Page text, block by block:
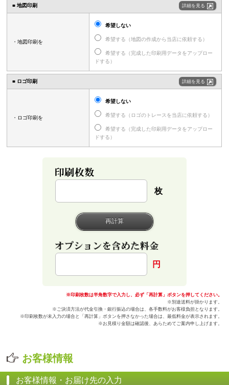
■ 地図印刷 詳細を見る
・地図印刷を
希望しない
希望する（地図の作成から当店に依頼する）
希望する（完成した印刷用データをアップロー
ドする）
■ ロゴ印刷 詳細を見る
・ロゴ印刷を
希望しない
希望する（ロゴのトレースを当店に依頼する）
希望する（完成した印刷用データをアップロー
ドする）
枚
円
※印刷枚数は半角数字で入力し、必ず「再計算」ボタンを押してください。
※別途送料が掛かります。
※ご決済方法が代金引換・銀行振込の場合は、各手数料がお客様負担となります。
※印刷枚数が未入力の場合と「再計算」ボタンを押さなかった場合は、最低料金が表示されます。
※お見積り金額は確認後、あらためてご案内申し上げます。
お客様情報
お客様情報・お届け先の入力